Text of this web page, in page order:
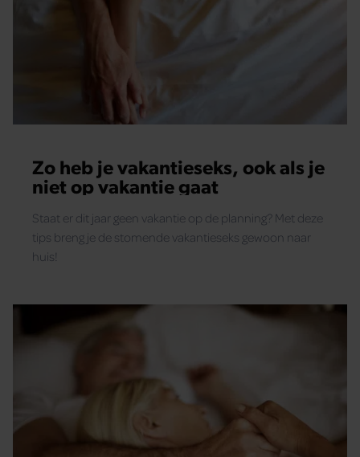
Zo heb je vakantieseks, ook als je
niet op vakantie gaat
Staat er dit jaar geen vakantie op de planning? Met deze
tips breng je de stomende vakantieseks gewoon naar
huis!